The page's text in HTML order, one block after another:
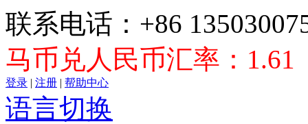
联系电话：+86
马币兑人民币汇率：1.61
登录 | 注册 | 帮助中心
语言切换